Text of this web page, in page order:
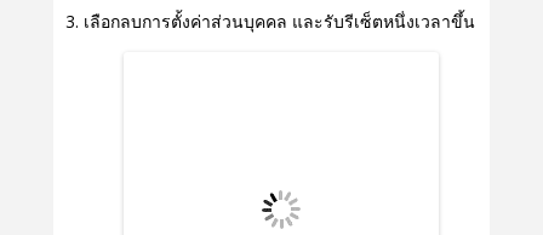
เลือกลบการตั้งค่าส่วนบุคคล และรับรีเซ็ตหนึ่งเวลาขึ้น